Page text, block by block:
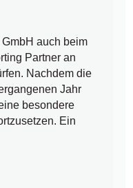
auch beim
Partner an
Nachdem die
Jahr
besondere
Ein